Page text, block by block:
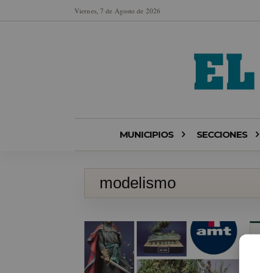
Viernes, 7 de Agosto de 2026
MUNICIPIOS SECCIONES
modelismo